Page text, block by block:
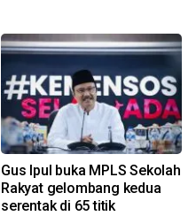
Gus Ipul buka MPLS Sekolah
Rakyat gelombang kedua
serentak di 65 titik